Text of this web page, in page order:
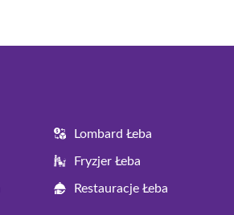
Lombard Łeba
Fryzjer Łeba
Restauracje Łeba